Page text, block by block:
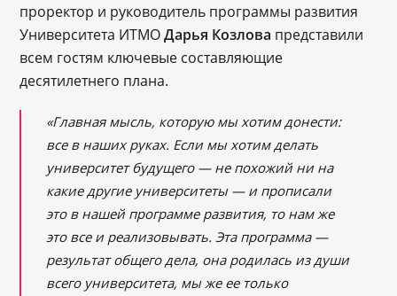
проректор и руководитель программы развития
Университета ИТМОДарья Козлова представили
всем гостям ключевые составляющие
десятилетнего плана.
«Главная мысль, которую мы хотим донести:
все в наших руках. Если мы хотим делать
университет будущего — не похожий ни на
какие другие университеты — и прописали
это в нашей программе развития, то нам же
это все и реализовывать. Эта программа —
результат общего дела, она родилась из души
всего университета, мы же ее только